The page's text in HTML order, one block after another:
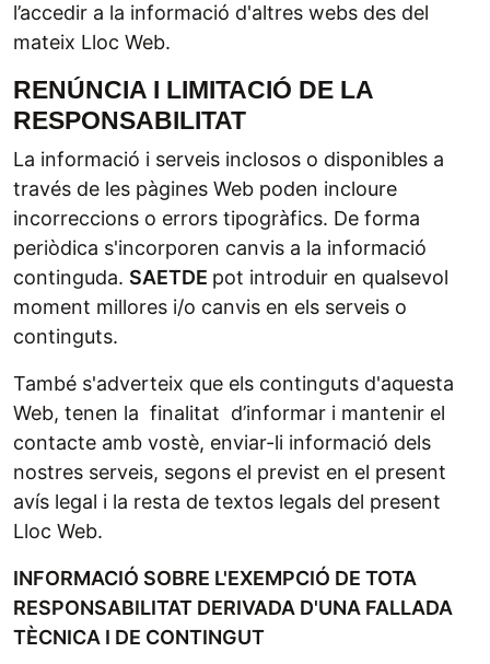
l’accedir a la informació d'altres webs des del
mateix Lloc Web.
RENÚNCIA I LIMITACIÓ DE LA
RESPONSABILITAT
La informació i serveis inclosos o disponibles a
través de les pàgines Web poden incloure
incorreccions o errors tipogràfics. De forma
periòdica s'incorporen canvis a la informació
continguda. SAETDE pot introduir en qualsevol
moment millores i/o canvis en els serveis o
continguts.
També s'adverteix que els continguts d'aquesta
Web, tenen la finalitat d’informar i mantenir el
contacte amb vostè, enviar-li informació dels
nostres serveis, segons el previst en el present
avís legal i la resta de textos legals del present
Lloc Web.
INFORMACIÓ SOBRE L'EXEMPCIÓ DE TOTA
RESPONSABILITAT DERIVADA D'UNA FALLADA
TÈCNICA I DE CONTINGUT